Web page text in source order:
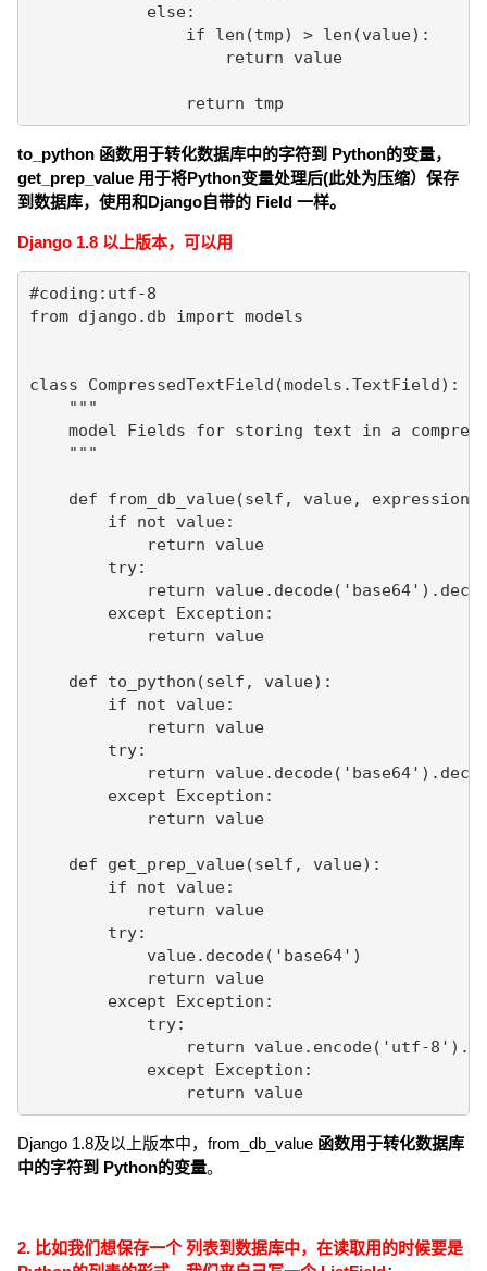
else:
if len(tmp) > len(value):
return value
return tmp
to_python 函数用于转化数据库中的字符到 Python的变量，
get_prep_value 用于将Python变量处理后(此处为压缩）保存
到数据库，使用和Django自带的 Field 一样。
Django 1.8 以上版本，可以用
#coding:utf-8
from django.db import models
class CompressedTextField(models.TextField):
"""
model Fields for storing text in a
"""
def from_db_value(self, value, expression,
if not value:
return value
try:
return
except Exception:
return value
def to_python(self, value):
if not value:
return value
try:
return
except Exception:
return value
def get_prep_value(self, value):
if not value:
return value
try:
value.decode('base64')
return value
except Exception:
try:
return value.encode('utf-
except Exception:
return value
Django 1.8及以上版本中，from_db_value 函数用于转化数据库
中的字符到 Python的变量。
2. 比如我们想保存一个 列表到数据库中，在读取用的时候要是